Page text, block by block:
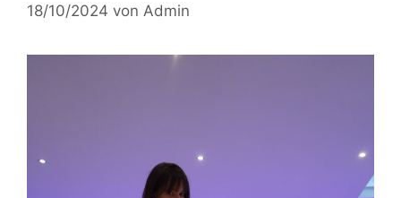
18/10/2024 von Admin